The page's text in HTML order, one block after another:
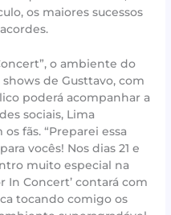
os maiores sucessos
o ambiente do
de Gusttavo, com
poderá acompanhar a
sociais, Lima
fãs. “Preparei essa
vocês! Nos dias 21 e
muito especial na
In Concert’ contará com
tocando comigo os